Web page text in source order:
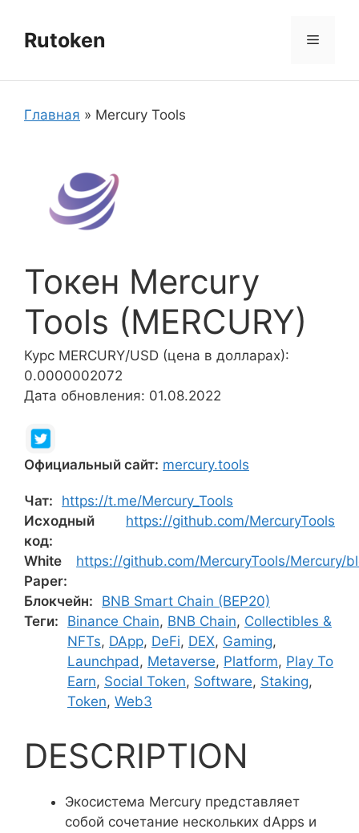
содержимому
Rutoken Меню
Главная » Mercury Tools
Токен Mercury
Tools (MERCURY)
Курс MERCURY/USD (цена в долларах):
0.0000002072
Дата обновления: 01.08.2022
Официальный сайт: mercury.tools
Чат:
https://t.me/Mercury_Tools
Исходный
код:
https://github.com/MercuryTools
White
Paper:
https://github.com/MercuryTools/Mercury/
Блокчейн:
BNB Smart Chain (BEP20)
Теги:
Binance Chain, BNB Chain, Collectibles &
NFTs, DApp, DeFi, DEX, Gaming,
Launchpad, Metaverse, Platform, Play To
Earn, Social Token, Software, Staking,
Token, Web3
DESCRIPTION
Экосистема Mercury представляет
собой сочетание нескольких dApps и